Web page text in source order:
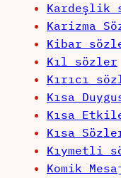
Kardeşlik
Karizma
Kibar
Kıl sözler
Kırıcı
Kısa
Kısa
Kısa
Kıymetli
Komik